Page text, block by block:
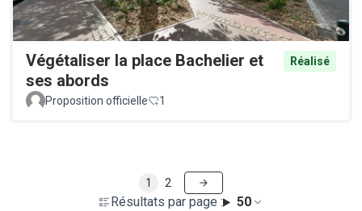
Végétaliser la place Bachelier et
ses abords
Réalisé
Proposition officielle 1
Résultats par page : 50
1 2